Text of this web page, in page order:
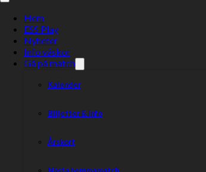
Hem
ESS Play
Nyheter
Info väskor
Gå på match
Kalender
Biljetter & Info
Årskort